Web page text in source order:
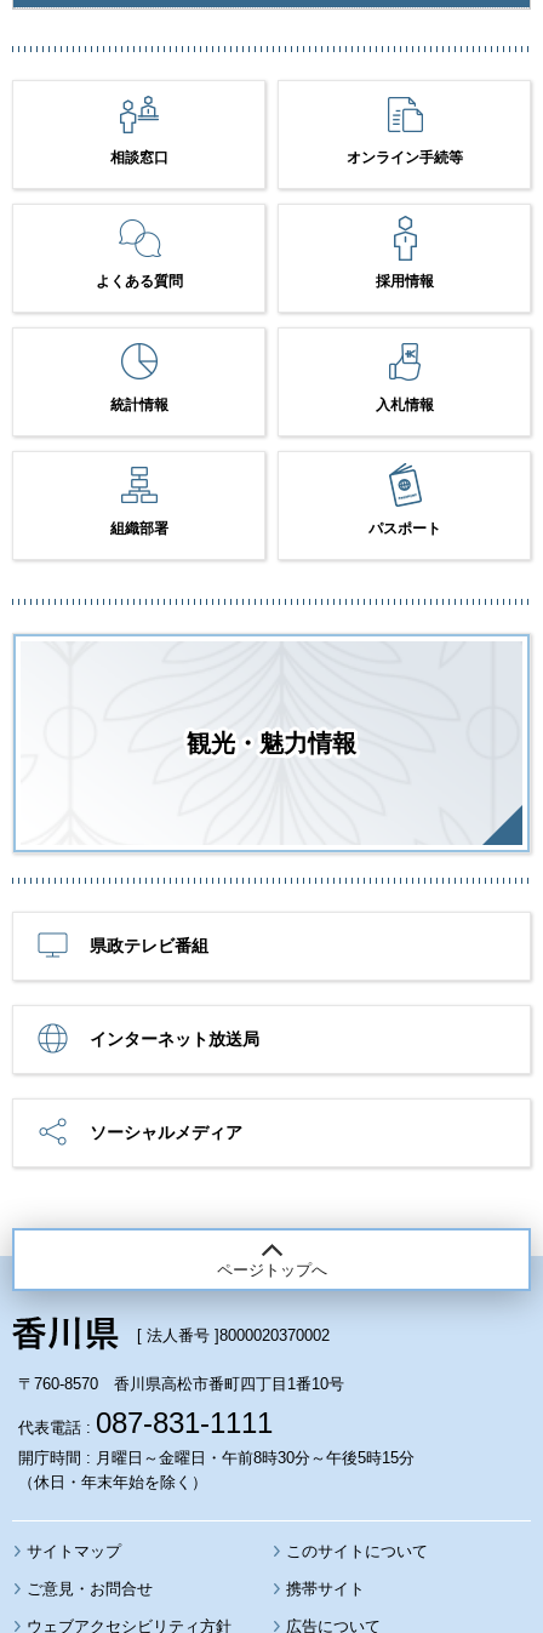
相談窓口 オンライン手続等
よくある質問 採用情報
統計情報 入札情報
組織部署 パスポート
観光・魅力情報
県政テレビ番組
インターネット放送局
ソーシャルメディア
ページトップへ
[ 法人番号 ]8000020370002
〒760-8570 香川県高松市番町四丁目1番10号
代表電話 : 087-831-1111
開庁時間 : 月曜日～金曜日・午前8時30分～午後5時15分
（休日・年末年始を除く）
サイトマップ このサイトについて
携帯サイト
ウェブアクセシビリティ方針 広告について